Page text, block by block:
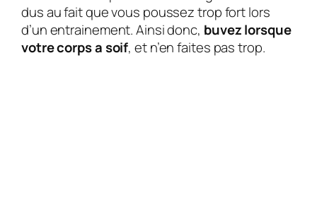
dus au fait que vous poussez trop fort lors
d’un entrainement. Ainsi donc, buvez lorsque
votre corps a soif, et n’en faites pas trop.